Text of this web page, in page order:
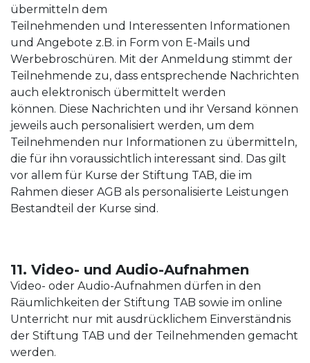
übermitteln dem
Teilnehmenden und Interessenten Informationen
und Angebote z.B. in Form von E-Mails und
Werbebroschüren. Mit der Anmeldung stimmt der
Teilnehmende zu, dass entsprechende Nachrichten
auch elektronisch übermittelt werden
können. Diese Nachrichten und ihr Versand können
jeweils auch personalisiert werden, um dem
Teilnehmenden nur Informationen zu übermitteln,
die für ihn voraussichtlich interessant sind. Das gilt
vor allem für Kurse der Stiftung TAB, die im
Rahmen dieser AGB als personalisierte Leistungen
Bestandteil der Kurse sind.
11. Video- und Audio-Aufnahmen
Video- oder Audio-Aufnahmen dürfen in den
Räumlichkeiten der Stiftung TAB sowie im online
Unterricht nur mit ausdrücklichem Einverständnis
der Stiftung TAB und der Teilnehmenden gemacht
werden.